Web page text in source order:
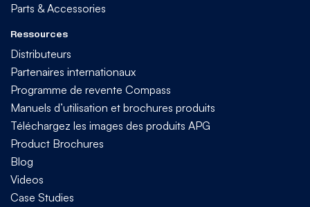
Parts & Accessories
Ressources
Distributeurs
Partenaires internationaux
Programme de revente Compass
Manuels d’utilisation et brochures produits
Téléchargez les images des produits APG
Product Brochures
Blog
Videos
Case Studies